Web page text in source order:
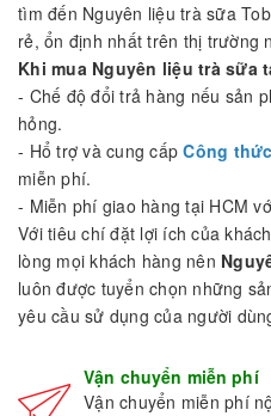
tìm đến Nguyên liệu trà sữa
rẻ, ổn định nhất trên thị trường
Khi mua Nguyên liệu trà sữa
- Chế độ đổi trả hàng nếu sản
hỏng.
- Hổ trợ và cung cấpCông
miễn phí.
- Miễn phí giao hàng tại HCM
Với tiêu chí đặt lợi ích của
lòng mọi khách hàng nên
luôn được tuyển chọn những
yêu cầu sử dụng của người
Vận chuyển miễn phí
Vận chuyển miễn phí